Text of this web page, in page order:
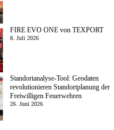
FIRE EVO ONE von TEXPORT
8. Juli 2026
Standortanalyse-Tool: Geodaten
revolutionieren Standortplanung der
Freiwilligen Feuerwehren
26. Juni 2026